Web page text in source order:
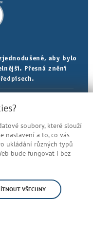
aby bylo
Přesná znění
soubory, které slouží
nastavení a to, co vás
ukládání různých typů
bude fungovat i bez
VŠECHNY